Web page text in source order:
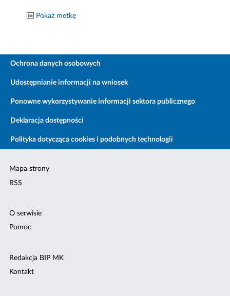
Pokaż metkę
Ochrona danych osobowych
Udostępnianie informacji na wniosek
Ponowne wykorzystywanie informacji sektora publicznego
Deklaracja dostępności
Polityka dotycząca cookies i podobnych technologii
Mapa strony
RSS
O serwisie
Pomoc
Redakcja BIP MK
Kontakt